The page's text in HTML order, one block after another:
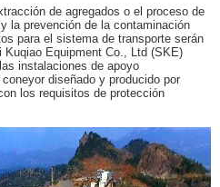
de agregados o el proceso de
la prevención de la contaminación
para el sistema de transporte serán
Equipment Co., Ltd (SKE)
instalaciones de apoyo
diseñado y producido por
los requisitos de protección